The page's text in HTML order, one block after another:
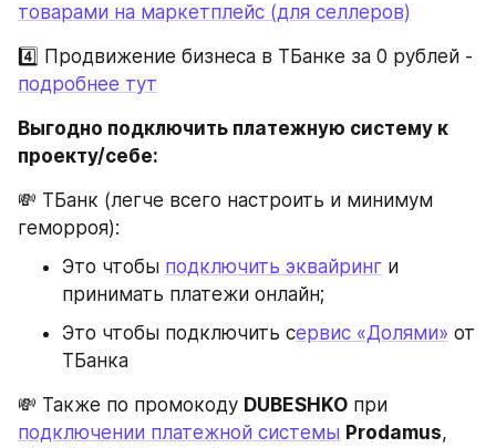
товарами на маркетплейс (для селлеров)
подробнее тут
Выгодно подключить платежную систему к
проекту/себе:
💸 ТБанк (легче всего настроить и минимум
геморроя):
Это чтобы подключить эквайринг и
принимать платежи онлайн;
Это чтобы подключить сервис «Долями» от
ТБанка
💸 Также по промокоду DUBESHKO
подключении платежной системы Prodamus,